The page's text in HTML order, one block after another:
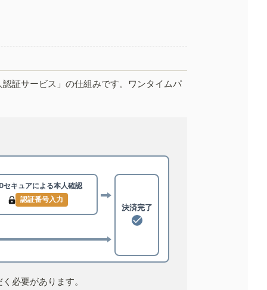
証サービス」の仕組みです。ワンタイムパ
セキュアによる本人確認
認証番号入力
決済完了
必要があります。